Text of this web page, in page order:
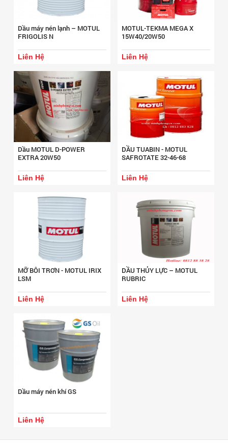
Dầu máy nén lạnh – MOTUL
FRIGOLIS N
Liên Hệ
MOTUL-TEKMA MEGA X
15W40/20W50
Liên Hệ
Dầu MOTUL D-POWER
EXTRA 20W50
Liên Hệ
DẦU TUABIN - MOTUL
SAFROTATE 32-46-68
Liên Hệ
MỠ BÔI TRƠN - MOTUL IRIX
LSM
Liên Hệ
DẦU THỦY LỰC – MOTUL
RUBRIC
Liên Hệ
Dầu máy nén khí GS
Liên Hệ